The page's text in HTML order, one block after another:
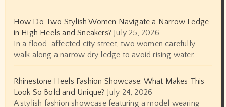
How Do Two Stylish Women Navigate a Narrow Ledge
in High Heels and Sneakers? July 25, 2026
In a flood-affected city street, two women carefully
walk along a narrow dry ledge to avoid rising water.
Rhinestone Heels Fashion Showcase: What Makes This
Look So Bold and Unique? July 24, 2026
A stylish fashion showcase featuring a model wearing